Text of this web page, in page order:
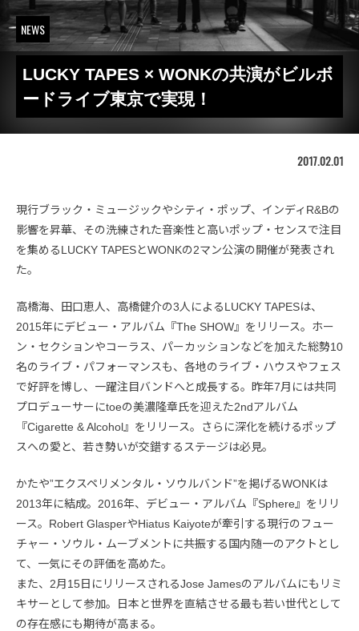
NEWS
LUCKY TAPES × WONKの共演がビルボ
ードライブ東京で実現！
2017.02.01
現行ブラック・ミュージックやシティ・ポップ、インディR&Bの
影響を昇華、その洗練された音楽性と高いポップ・センスで注目
を集めるLUCKY TAPESとWONKの2マン公演の開催が発表され
た。
高橋海、田口恵人、高橋健介の3人によるLUCKY TAPESは、
2015年にデビュー・アルバム『The SHOW』をリリース。ホー
ン・セクションやコーラス、パーカッションなどを加えた総勢10
名のライブ・パフォーマンスも、各地のライブ・ハウスやフェス
で好評を博し、一躍注目バンドへと成長する。昨年7月には共同
プロデューサーにtoeの美濃隆章氏を迎えた2ndアルバム
『Cigarette & Alcohol』をリリース。さらに深化を続けるポップ
スへの愛と、若き勢いが交錯するステージは必見。
かたや”エクスペリメンタル・ソウルバンド”を掲げるWONKは
2013年に結成。2016年、デビュー・アルバム『Sphere』をリリ
ース。Robert GlasperやHiatus Kaiyoteが牽引する現行のフュー
チャー・ソウル・ムーブメントに共振する国内随一のアクトとし
て、一気にその評価を高めた。
また、2月15日にリリースされるJose Jamesのアルバムにもリミ
キサーとして参加。日本と世界を直結させる最も若い世代として
の存在感にも期待が高まる。